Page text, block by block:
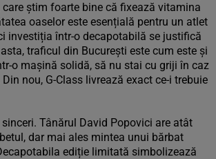
care știm foarte bine că fixează vitamina
oaselor este esențială pentru un atlet
investiția într-o decapotabilă se justifică
traficul din București este cum este și
o mașină solidă, să nu stai cu griji în caz
nou, G-Class livrează exact ce-i trebuie
Tânărul David Popovici are atât
dar mai ales mintea unui bărbat
ediție limitată simbolizează